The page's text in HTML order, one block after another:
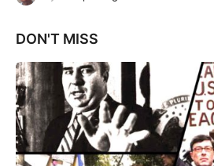
DON'T MISS